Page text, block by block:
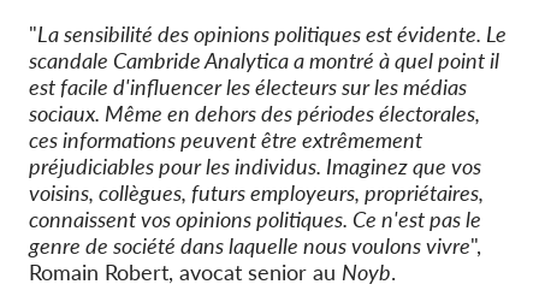
"La sensibilité des opinions politiques est évidente. Le
scandale Cambride Analytica a montré à quel point il
est facile d'influencer les électeurs sur les médias
sociaux. Même en dehors des périodes électorales,
ces informations peuvent être extrêmement
préjudiciables pour les individus. Imaginez que vos
voisins, collègues, futurs employeurs, propriétaires,
connaissent vos opinions politiques. Ce n'est pas le
genre de société dans laquelle nous voulons vivre",
Romain Robert, avocat senior au Noyb.